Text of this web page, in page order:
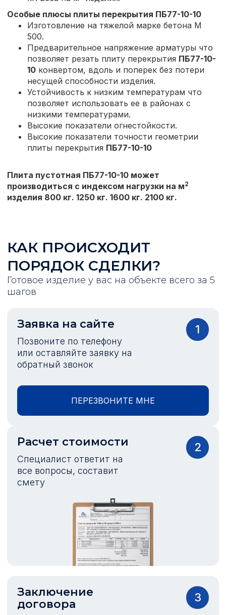
Особые плюсы плиты перекрытия ПБ77-10-10
Изготовление на тяжелой марке бетона М
500.
Предварительное напряжение арматуры что
позволяет резать плиту перекрытия ПБ77-10-
10 конвертом, вдоль и поперек без потери
несущей способности изделия.
Устойчивость к низким температурам что
позволяет использовать ее в районах с
низкими температурами.
Высокие показатели огнестойкости.
Высокие показатели точности геометрии
плиты перекрытия ПБ77-10-10
Плита пустотная ПБ77-10-10 может
производиться с индексом нагрузки на м2
изделия 800 кг. 1250 кг. 1600 кг. 2100 кг.
КАК ПРОИСХОДИТ
ПОРЯДОК СДЕЛКИ?
Готовое изделие у вас на объекте всего за 5
шагов
Заявка на сайте
Позвоните по телефону
или оставляйте заявку на
обратный звонок
1
ПЕРЕЗВОНИТЕ МНЕ
Расчет стоимости
Специалист ответит на
все вопросы, составит
смету
2
Заключение
договора
3